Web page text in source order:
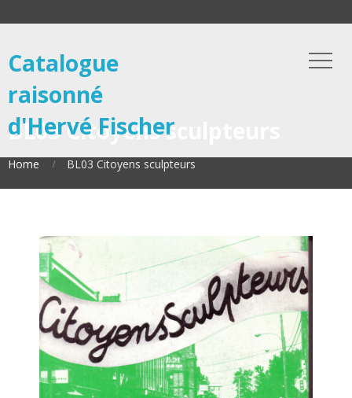
Catalogue
raisonné
d'Hervé Fischer
BL03 Citoyens sculpteurs
Home BL03 Citoyens sculpteurs